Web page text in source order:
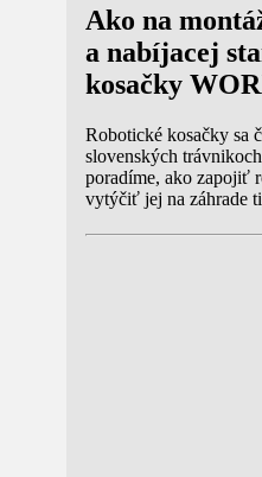
Ako na
a nabíjacej
kosačky
Robotické kosačky sa
slovenských
poradíme, ako zapojiť
vytýčiť jej na záhrade